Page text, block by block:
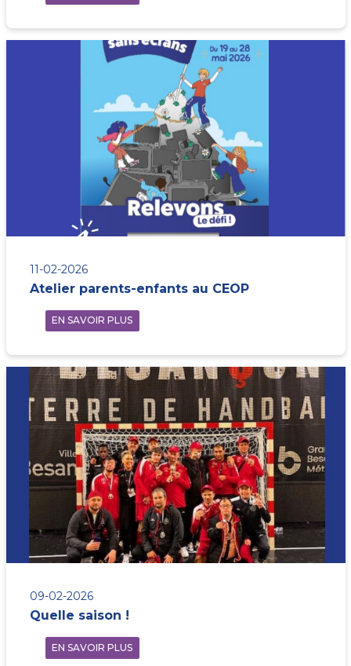
11-02-2026
Atelier parents-enfants au CEOP
EN SAVOIR PLUS
09-02-2026
Quelle saison !
EN SAVOIR PLUS